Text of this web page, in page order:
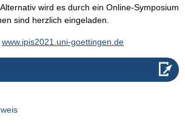
wird es durch ein Online-Symposium
sind herzlich eingeladen.
www.ipis2021.uni-goettingen.de